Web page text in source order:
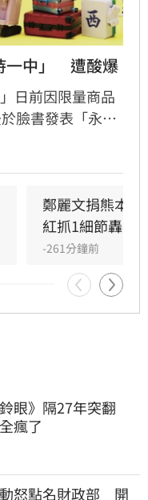
一中」　遭酸爆
日前因限量商品
臉書發表「永遠
火，卻反遭香港
品牌緊急修改銷
仍不買單，網友
倒海的酸言酸
以止血。此事件
營的巨大風險，
鄭麗文捐熊本
紅抓1細節轟辱
-261分鐘前
眼》隔27年突翻
瘋了
怒點名財政部　開